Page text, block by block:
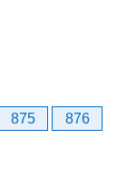
875
876